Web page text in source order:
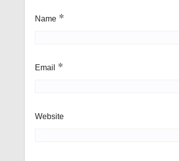
Name *
Email *
Website